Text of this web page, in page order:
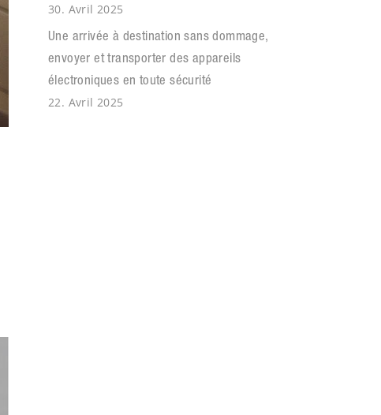
30. Avril 2025
Une arrivée à destination sans dommage,
envoyer et transporter des appareils
électroniques en toute sécurité
22. Avril 2025